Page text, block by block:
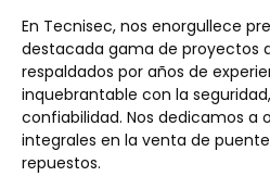
En Tecnisec, nos enorgullece
destacada gama de proyectos
respaldados por años de
inquebrantable con la
confiabilidad. Nos dedicamos a
integrales en la venta de
repuestos.